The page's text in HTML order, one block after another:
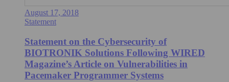
August 17, 2018
Statement
Statement on the Cybersecurity of
BIOTRONIK Solutions Following WIRED
Magazine’s Article on Vulnerabilities in
Pacemaker Programmer Systems